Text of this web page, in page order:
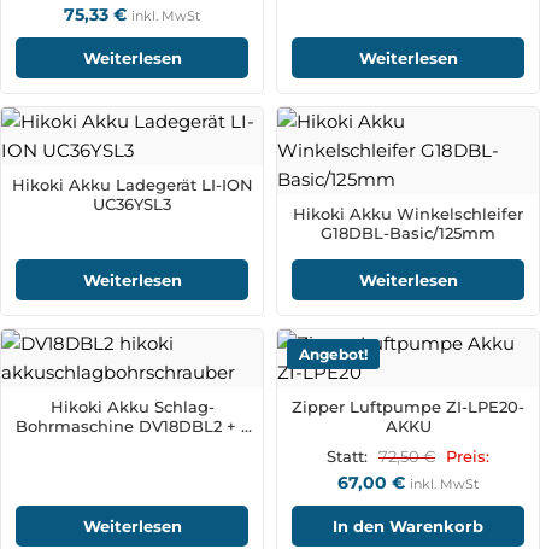
75,33 € inkl. MwSt
Weiterlesen Weiterlesen
Hikoki Akku Ladegerät LI-ION
UC36YSL3
Weiterlesen
Hikoki Akku Winkelschleifer
G18DBL-Basic/125mm
Weiterlesen
Hikoki Akku Schlag-
Bohrmaschine DV18DBL2 + 2
Weiterlesen
Angebot!
Zipper Luftpumpe ZI-LPE20-
AKKU
Statt: 72,50€ Preis:
67,00 € inkl. MwSt
In den Warenkorb